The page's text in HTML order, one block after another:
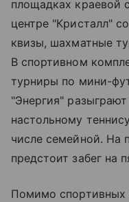
площадках
центре "Кристалл"
квизы, шахматные
В спортивном
турниры по мини-
"Энергия"
настольному
числе семейной. На
предстоит забег на
Помимо спортивных